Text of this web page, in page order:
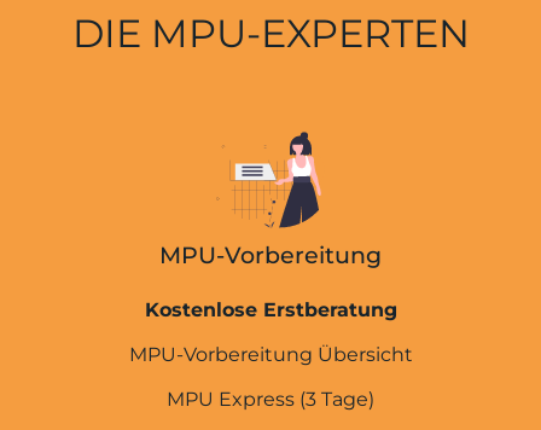
DIE MPU-EXPERTEN
MPU-Vorbereitung
Kostenlose Erstberatung
MPU-Vorbereitung Übersicht
MPU Express (3 Tage)